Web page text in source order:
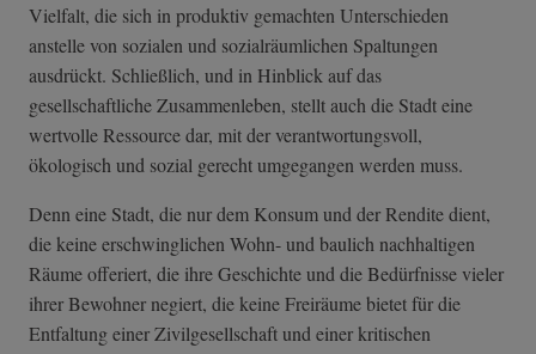
Vielfalt, die sich in produktiv gemachten Unterschieden
anstelle von sozialen und sozialräumlichen Spaltungen
ausdrückt. Schließlich, und in Hinblick auf das
gesellschaftliche Zusammenleben, stellt auch die Stadt eine
wertvolle Ressource dar, mit der verantwortungsvoll,
ökologisch und sozial gerecht umgegangen werden muss.
Denn eine Stadt, die nur dem Konsum und der Rendite dient,
die keine erschwinglichen Wohn- und baulich nachhaltigen
Räume offeriert, die ihre Geschichte und die Bedürfnisse vieler
ihrer Bewohner negiert, die keine Freiräume bietet für die
Entfaltung einer Zivilgesellschaft und einer kritischen